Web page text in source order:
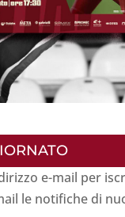
e-mail per
le notifiche di